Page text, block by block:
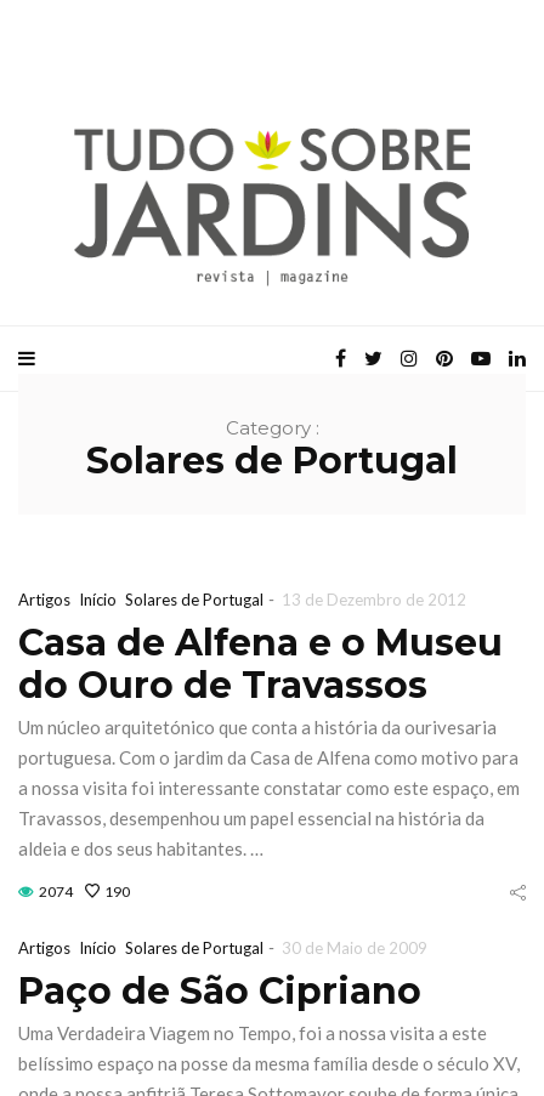
de Jardinagem
Sábado 17 &
Iberflora
concurso
paisagismo
Category :
Solares de Portugal
Artigos Início Solares de Portugal - 13 de Dezembro de 2012
Casa de Alfena e o Museu
do Ouro de Travassos
Um núcleo arquitetónico que conta a história da ourivesaria
portuguesa. Com o jardim da Casa de Alfena como motivo para
a nossa visita foi interessante constatar como este espaço, em
Travassos, desempenhou um papel essencial na história da
aldeia e dos seus habitantes. …
2074 190
Artigos Início Solares de Portugal - 30 de Maio de 2009
Paço de São Cipriano
Uma Verdadeira Viagem no Tempo, foi a nossa visita a este
belíssimo espaço na posse da mesma família desde o século XV,